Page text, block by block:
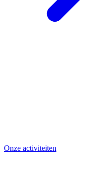
Onze activiteiten